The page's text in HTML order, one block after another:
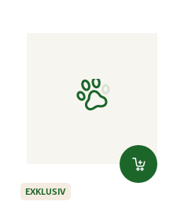
EXKLUSIV